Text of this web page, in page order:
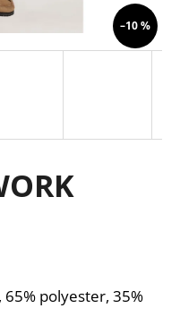
polyester, 35%
–10 %